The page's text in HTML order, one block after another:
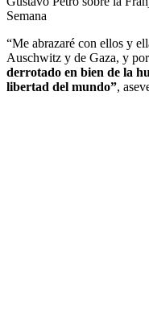
Semana
“Me abrazaré con ellos y
Auschwitz y de Gaza, y
derrotado en bien de la
libertad del mundo”,